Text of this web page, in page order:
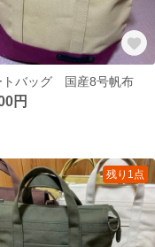
トバッグ 国産8号帆布
円
残り1点